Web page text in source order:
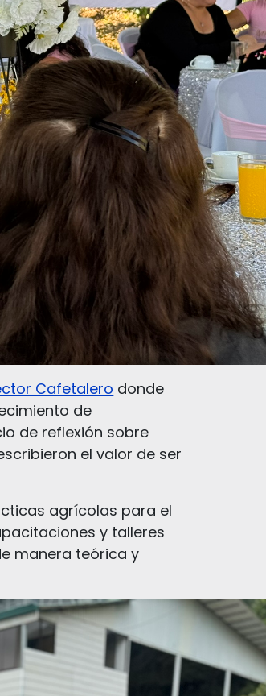
Cafetalero donde
de
de reflexión sobre
el valor de ser
agrícolas para el
y talleres
manera teórica y